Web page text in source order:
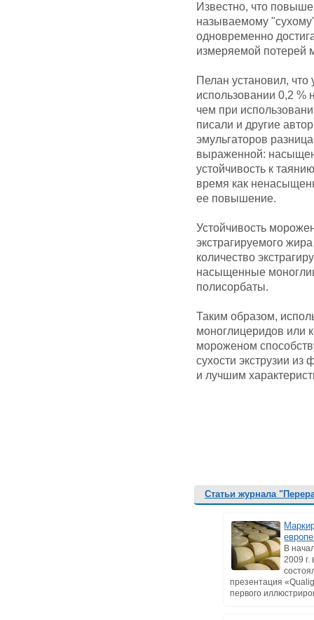
Известно, что
называемому
одновременно
измеряемой потерей
Пелан установил, что
использовании 0,2
чем при
писали и другие
эмульгаторов
выраженной:
устойчивость к
время как
ее повышение.
Устойчивость
экстрагируемого
количество
насыщенные
полисорбаты.
Таким образом,
моноглицеридов или
мороженом
сухости экструзии
и лучшим
Статьи журнала
В
2009
презентация
первого